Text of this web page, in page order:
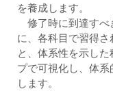
を養成します。
修了時に到達すべ
に、各科目で習得
と、体系性を示し
プで可視化し、体
します。